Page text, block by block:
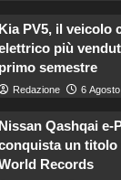
Kia PV5, il veicolo
più
primo semestre
Redazione 6
Nissan Qashqai e-
un titolo
Records